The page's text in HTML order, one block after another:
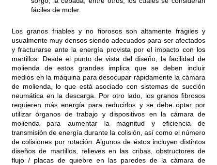
fáciles de moler.
Los granos friables y no fibrosos son altamente frágiles y
usualmente muy densos siendo adecuados para ser afectados
y fracturarse ante la energía provista por el impacto con los
martillos. Desde el punto de vista del diseño, la facilidad de
molienda de estos grandes implica que se deben incluir
medios en la máquina para desocupar rápidamente la cámara
de molienda, lo que está asociado con sistemas de succión
neumática en la descarga. Por otro lado, los granos fibrosos
requieren más energía para reducirlos y se debe optar por
utilizar órganos de trabajo y dispositivos en la cámara de
molienda para aumentar la magnitud y eficiencia de
transmisión de energía durante la colisión, así como el número
de colisiones por rotación. Algunos de éstos incluyen distintos
diseños de martillos, relieves en las cribas, obstructores de
flujo / placas de quiebre en las paredes de la cámara de